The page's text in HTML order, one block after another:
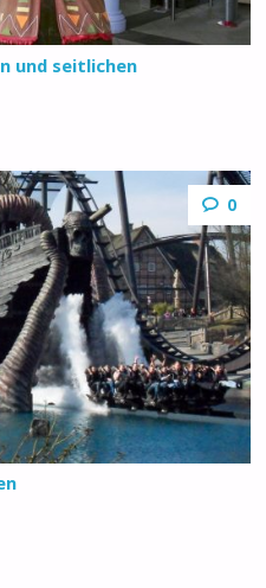
und seitlichen
0